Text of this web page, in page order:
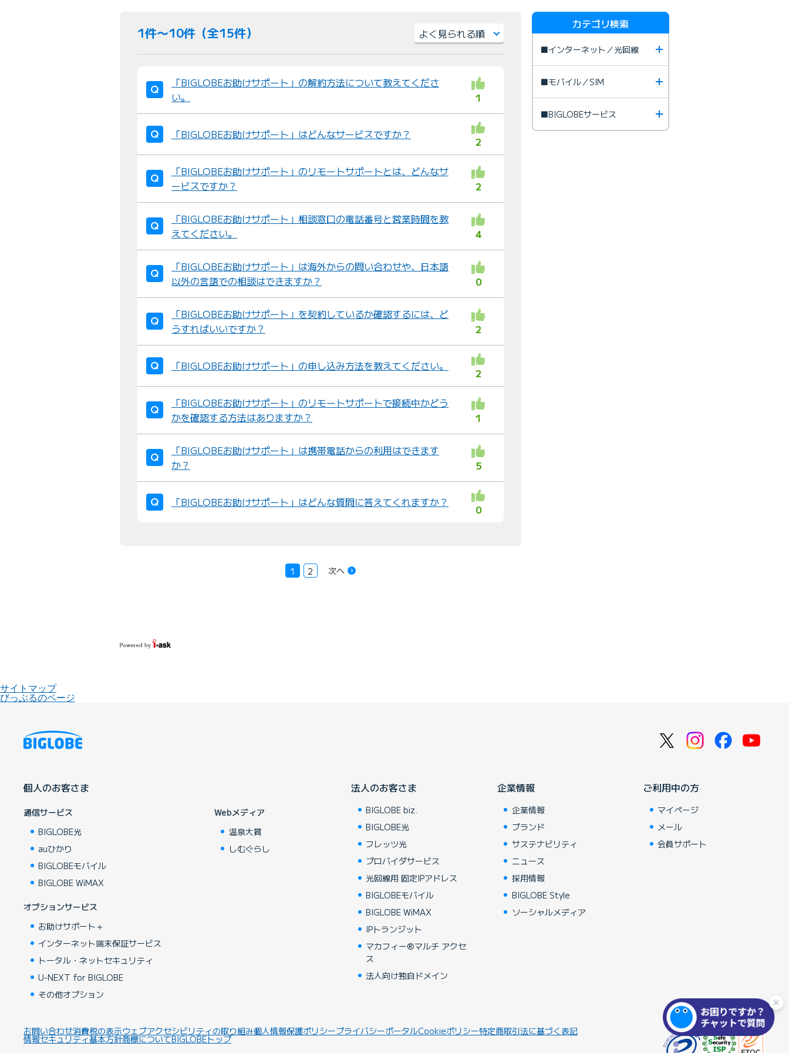
1件〜10件（全15件）
並
替
：
「BIGLOBEお助けサポート」の解約方法について教えてくださ
い。
1
「BIGLOBEお助けサポート」はどんなサービスですか？
2
「BIGLOBEお助けサポート」のリモートサポートとは、どんなサ
ービスですか？
2
「BIGLOBEお助けサポート」相談窓口の電話番号と営業時間を教
えてください。
4
「BIGLOBEお助けサポート」は海外からの問い合わせや、日本語
以外の言語での相談はできますか？
0
「BIGLOBEお助けサポート」を契約しているか確認するには、ど
うすればいいですか？
2
「BIGLOBEお助けサポート」の申し込み方法を教えてください。
2
「BIGLOBEお助けサポート」のリモートサポートで接続中かどう
かを確認する方法はありますか？
1
「BIGLOBEお助けサポート」は携帯電話からの利用はできます
か？
5
「BIGLOBEお助けサポート」はどんな質問に答えてくれますか？
0
1 2 次へ
カテゴリ検索
■インターネット／光回線
■モバイル／SIM
■BIGLOBEサービス
サイトマップ
びっぷるのページ
個人のお客さま
通信サービス
BIGLOBE光
auひかり
BIGLOBEモバイル
BIGLOBE WiMAX
オプションサービス
お助けサポート＋
インターネット端末保証サービス
トータル・ネットセキュリティ
U-NEXT for BIGLOBE
その他オプション
Webメディア
温泉大賞
しむぐらし
法人のお客さま
BIGLOBE biz.
BIGLOBE光
フレッツ光
プロバイダサービス
光回線用 固定IPアドレス
BIGLOBEモバイル
BIGLOBE WiMAX
IPトランジット
マカフィー®マルチ アクセ
ス
法人向け独自ドメイン
企業情報
企業情報
ブランド
サステナビリティ
ニュース
採用情報
BIGLOBE Style
ソーシャルメディア
ご利用中の方
マイページ
メール
会員サポート
お問い合わせ消費税の表示ウェブアクセシビリティの取り組み個人情報保護ポリシープライバシーポータルCookieポリシー特定商取引法に基づく表記
情報セキュリティ基本方針商標についてBIGLOBEトップ